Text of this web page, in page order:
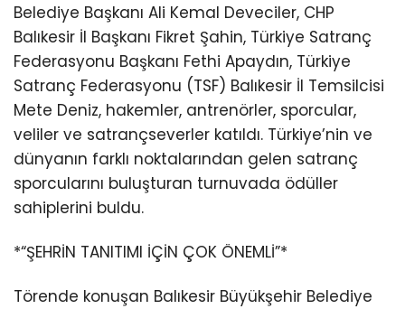
Belediye Başkanı Ali Kemal Deveciler, CHP
Balıkesir İl Başkanı Fikret Şahin, Türkiye Satranç
Federasyonu Başkanı Fethi Apaydın, Türkiye
Satranç Federasyonu (TSF) Balıkesir İl Temsilcisi
Mete Deniz, hakemler, antrenörler, sporcular,
veliler ve satrançseverler katıldı. Türkiye’nin ve
dünyanın farklı noktalarından gelen satranç
sporcularını buluşturan turnuvada ödüller
sahiplerini buldu.
*“ŞEHRİN TANITIMI İÇİN ÇOK ÖNEMLİ”*
Törende konuşan Balıkesir Büyükşehir Belediye